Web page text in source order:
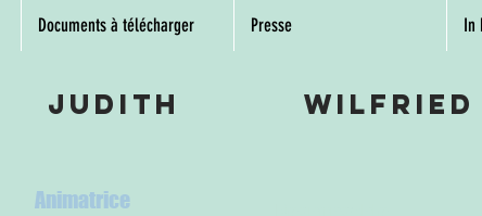
Documents à télécharger Presse In
judith Wilfried
Animatrice